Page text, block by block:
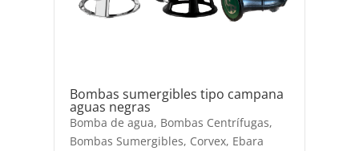
Bombas sumergibles tipo campana
aguas negras
Bomba de agua, Bombas Centrífugas,
Bombas Sumergibles, Corvex, Ebara